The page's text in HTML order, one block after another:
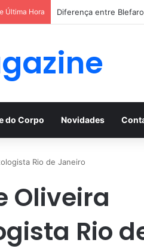
Última Hora Diferença entre
do Corpo Novidades
Rio de Janeiro
Oliveira
Rio